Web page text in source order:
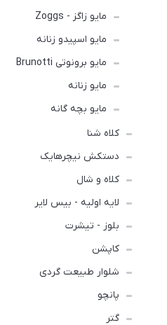
مایو زاگز - Zoggs
مایو اسپیدو زنانه
مایو برونوتی Brunotti
مایو زنانه
مایو بچه گانه
کلاه شنا
دستکش نیچرهایک
کلاه و شال
لایه اولیه - بیس لایر
بلوز - تیشرت
کاپشن
شلوار طبیعت گردی
پانچو
گتر